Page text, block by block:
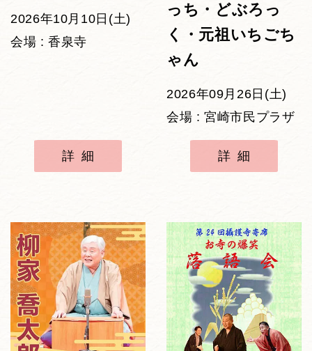
2026年10月10日(土)
会場 : 香泉寺
詳細
っち・どぶろっ
く・元祖いちごち
ゃん
2026年09月26日(土)
会場 : 宮崎市民プラザ
詳細